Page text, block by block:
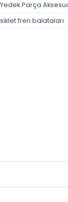
Yedek Parça
fren balataları